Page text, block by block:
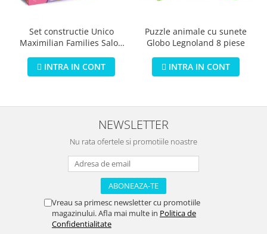
Set constructie Unico
Maximilian Families Salon
INTRA IN CONT
Puzzle animale cu sunete
Globo Legnoland 8 piese
INTRA IN CONT
NEWSLETTER
Nu rata ofertele si promotiile noastre
Vreau sa primesc newsletter cu promotiile
magazinului. Afla mai multe in Politica de
Confidentialitate